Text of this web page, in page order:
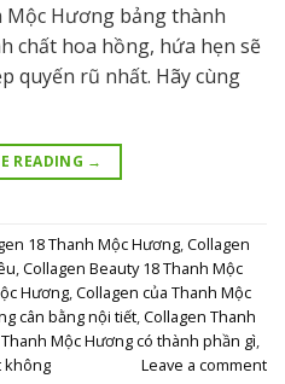
Mộc Hương bảng thành
chất hoa hồng, hứa hẹn sẽ
quyến rũ nhất. Hãy cùng
READING →
18 Thanh Mộc Hương,Collagen
,Collagen Beauty 18 Thanh Mộc
Hương,Collagen của Thanh Mộc
cân bằng nội tiết,Collagen Thanh
Mộc Hương có thành phần gì,
không
Leave a comment